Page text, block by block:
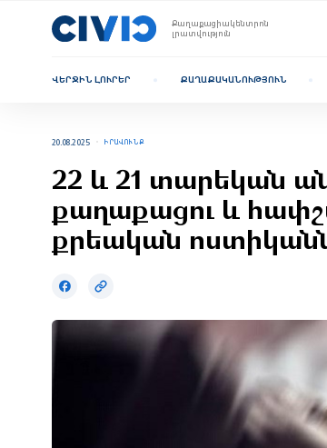
Քաղաքացիակենտրոն
լրատվություն
ՎԵՐՋԻՆ ԼՈՒՐԵՐ ՔԱՂԱՔԱԿԱՆՈՒԹՅՈՒՆ
20.08.2025 ԻՐԱՎՈՒՆՔ
22 և 21 տարեկան
քաղաքացու և
քրեական